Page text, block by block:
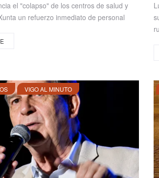
el "colapso" de los centros de salud y
un refuerzo inmediato de personal
VIGO AL MINUTO